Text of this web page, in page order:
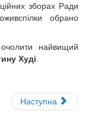
зборах Ради
обрано
очолити найвищий
Худі
Наступна